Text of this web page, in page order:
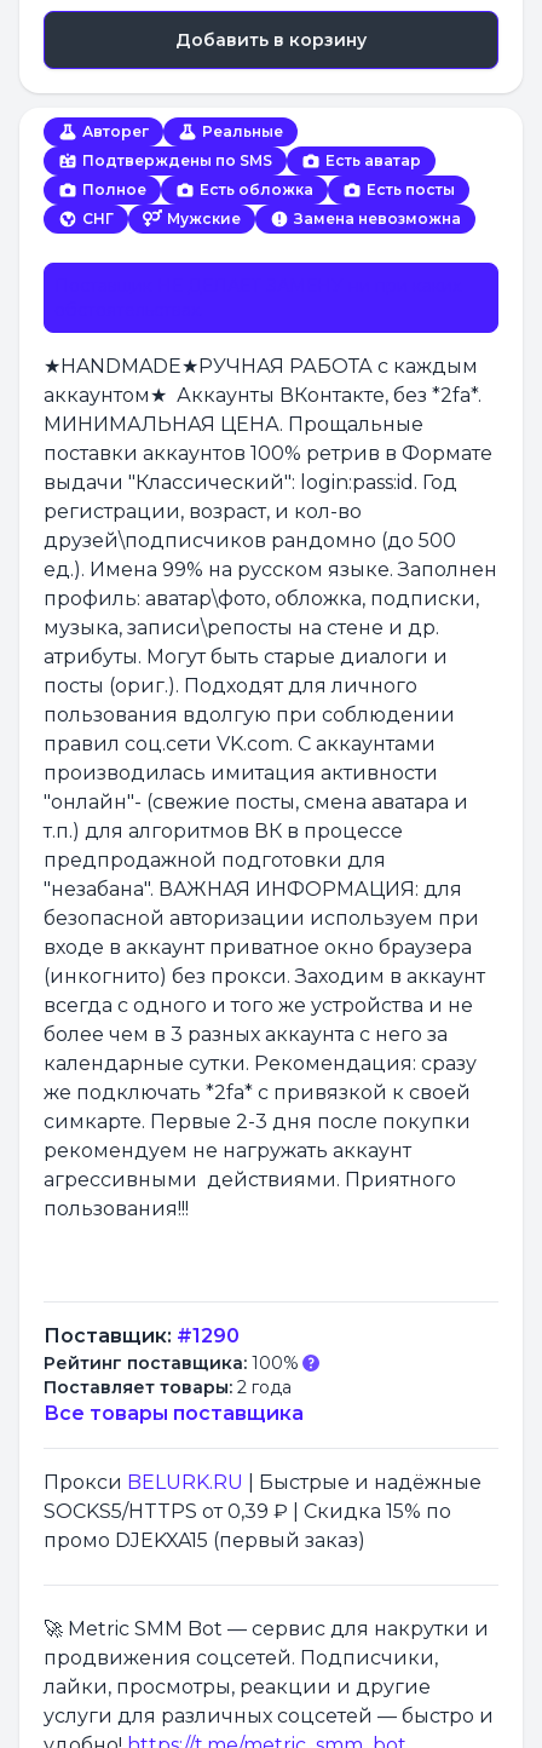
Авторег
Реальные
Подтверждены по SMS
Есть аватар
Полное
Есть обложка
Есть посты
СНГ
Мужские Замена невозможна
★HANDMADE★РУЧНАЯ РАБОТА с каждым
аккаунтом★ Аккаунты ВКонтакте, без *2fa*.
МИНИМАЛЬНАЯ ЦЕНА. Прощальные
поставки аккаунтов 100% ретрив в Формате
выдачи "Классический": login:pass:id. Год
регистрации, возраст, и кол-во
друзей\подписчиков рандомно (до 500
ед.). Имена 99% на русском языке. Заполнен
профиль: аватар\фото, обложка, подписки,
музыка, записи\репосты на стене и др.
атрибуты. Могут быть старые диалоги и
посты (ориг.). Подходят для личного
пользования вдолгую при соблюдении
правил соц.сети VK.com. С аккаунтами
производилась имитация активности
"онлайн"- (свежие посты, смена аватара и
т.п.) для алгоритмов ВК в процессе
предпродажной подготовки для
"незабана". ВАЖНАЯ ИНФОРМАЦИЯ: для
безопасной авторизации используем при
входе в аккаунт приватное окно браузера
(инкогнито) без прокси. Заходим в аккаунт
всегда с одного и того же устройства и не
более чем в 3 разных аккаунта с него за
календарные сутки. Рекомендация: сразу
же подключать *2fa* с привязкой к своей
симкарте. Первые 2-3 дня после покупки
рекомендуем не нагружать аккаунт
агрессивными действиями. Приятного
пользования!!!
Поставщик: #1290
Рейтинг поставщика: 100%
Поставляет товары: 2 года
Все товары поставщика
Прокси BELURK.RU
| Быстрые и надёжные
SOCKS5/HTTPS от 0,39 ₽ | Скидка 15% по
промо DJEKXA15 (первый заказ)
🚀 Metric SMM Bot — сервис для накрутки и
продвижения соцсетей. Подписчики,
лайки, просмотры, реакции и другие
услуги для различных соцсетей — быстро и
Добавить в корзину